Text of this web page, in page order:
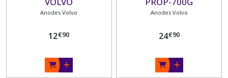
Anodes Volvo
12€90
Anodes Volvo
24€90